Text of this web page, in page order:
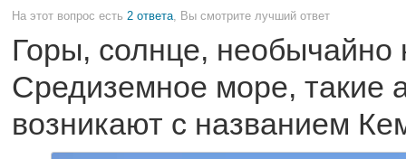
На этот вопрос есть 2 ответа , Вы смотрите лучший ответ
Горы, солнце, необычайно
Средиземное море, такие
возникают с названием